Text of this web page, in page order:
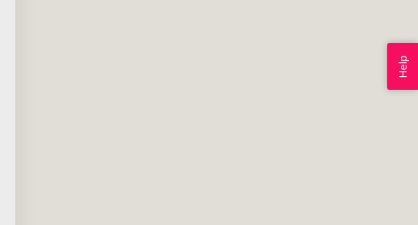
Help